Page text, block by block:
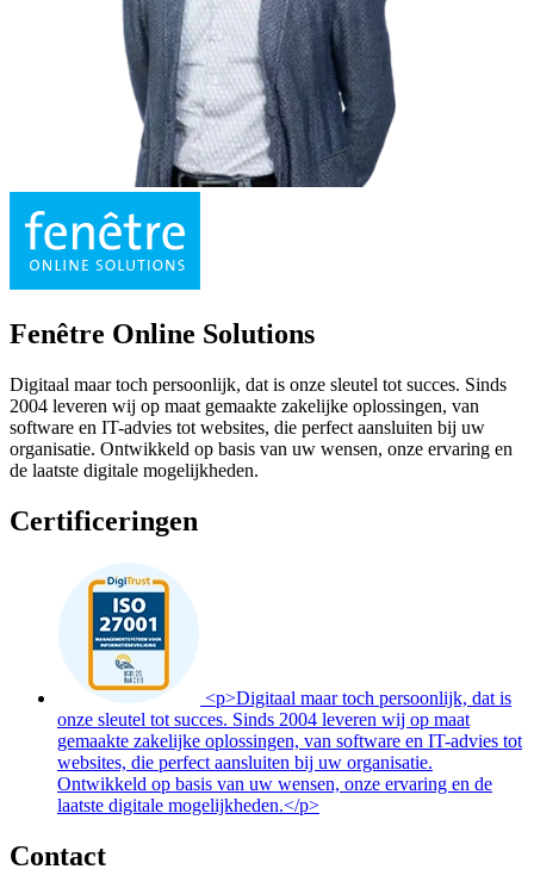
Fenêtre Online Solutions
Digitaal maar toch persoonlijk, dat is onze sleutel tot succes. Sinds
2004 leveren wij op maat gemaakte zakelijke oplossingen, van
software en IT-advies tot websites, die perfect aansluiten bij uw
organisatie. Ontwikkeld op basis van uw wensen, onze ervaring en
de laatste digitale mogelijkheden.
Certificeringen
<p>Digitaal maar toch persoonlijk, dat is
onze sleutel tot succes. Sinds 2004 leveren wij op maat
gemaakte zakelijke oplossingen, van software en IT-advies tot
websites, die perfect aansluiten bij uw organisatie.
Ontwikkeld op basis van uw wensen, onze ervaring en de
laatste digitale mogelijkheden.</p>
Contact